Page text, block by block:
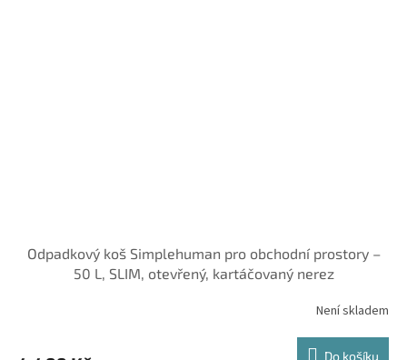
Odpadkový koš Simplehuman pro obchodní prostory –
50 L, SLIM, otevřený, kartáčovaný nerez
Není skladem
Do košíku